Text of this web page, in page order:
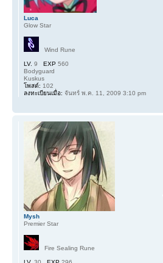
Luca
Glow Star
Wind Rune
LV. 9 EXP 560
Bodyguard
Kuskus
โพสต์: 102
ลงทะเบียนเมื่อ: จันทร์ พ.ค. 11, 2009 3:10 pm
Mysh
Premier Star
Fire Sealing Rune